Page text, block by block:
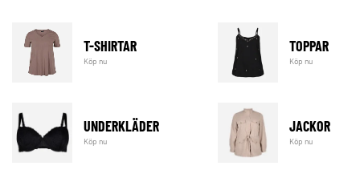
T-SHIRTAR
Köp nu
TOPPAR
Köp nu
UNDERKLÄDER
Köp nu
JACKOR
Köp nu